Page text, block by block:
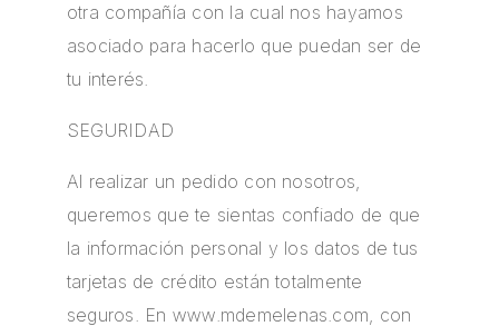
otra compañía con la cual nos hayamos
asociado para hacerlo que puedan ser de
tu interés.
SEGURIDAD
Al realizar un pedido con nosotros,
queremos que te sientas confiado de que
la información personal y los datos de tus
tarjetas de crédito están totalmente
seguros. En www.mdemelenas.com, con